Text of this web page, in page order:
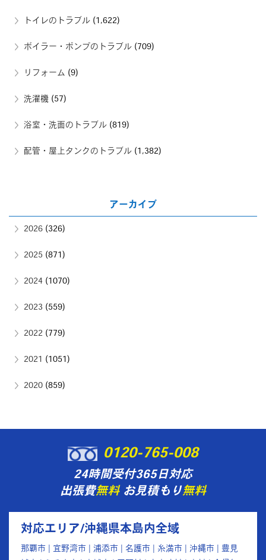
トイレのトラブル (1,622)
ボイラー・ポンプのトラブル (709)
リフォーム (9)
洗濯機 (57)
浴室・洗面のトラブル (819)
配管・屋上タンクのトラブル (1,382)
アーカイブ
2026 (326)
2025 (871)
2024 (1070)
2023 (559)
2022 (779)
2021 (1051)
2020 (859)
0120-765-008
24時間受付365日対応
出張費無料お見積もり無料
対応エリア/沖縄県本島内全域
那覇市 | 宜野湾市 | 浦添市 | 名護市 | 糸満市 | 沖縄市 | 豊見